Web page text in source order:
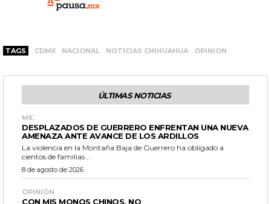
TAGS CDMX NACIONAL NOTICIAS CHIHUAHUA OPINION
ÚLTIMAS NOTICIAS
MX.
DESPLAZADOS DE GUERRERO ENFRENTAN UNA NUEVA
AMENAZA ANTE AVANCE DE LOS ARDILLOS
La violencia en la Montaña Baja de Guerrero ha obligado a
cientos de familias...
8 de agosto de 2026
OPINIÓN
CON MIS MONOS CHINOS, NO